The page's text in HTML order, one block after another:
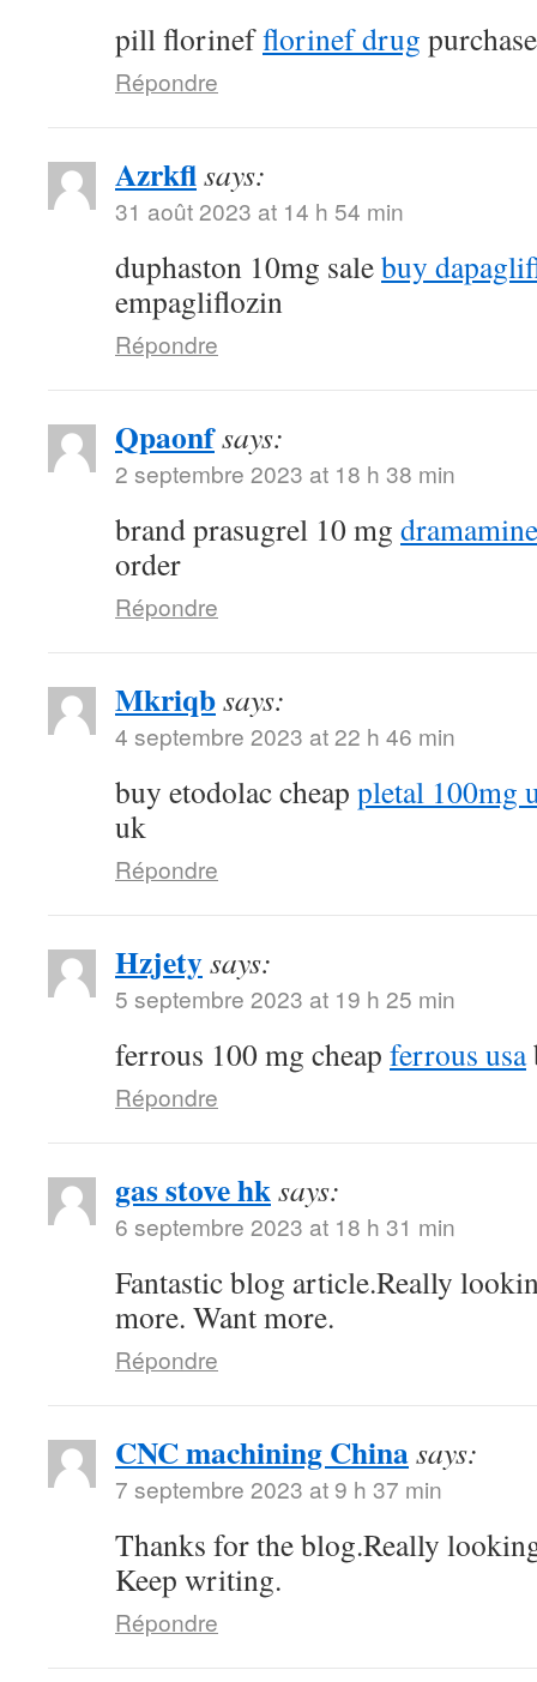
pill florinefflorinef drug
Répondre
Azrkflsays:
31 août 2023 at 14 h 54 min
duphaston 10mg salebuy
empagliflozin
Répondre
Qpaonfsays:
2 septembre 2023 at 18 h 38 min
brand prasugrel 10 mg
order
Répondre
Mkriqbsays:
4 septembre 2023 at 22 h 46 min
buy etodolac cheap pletal 100mg
uk
Répondre
Hzjetysays:
5 septembre 2023 at 19 h 25 min
ferrous 100 mg cheap ferrous usa
Répondre
gas stove hksays:
6 septembre 2023 at 18 h 31 min
Fantastic blog article.Really
more. Want more.
Répondre
CNC machining Chinasays:
7 septembre 2023 at 9 h 37 min
Thanks for the blog.Really
Keep writing.
Répondre